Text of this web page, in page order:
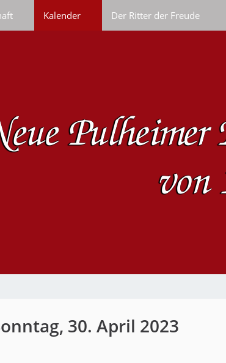
Kalender Der Ritter der Freude
30. April 2023